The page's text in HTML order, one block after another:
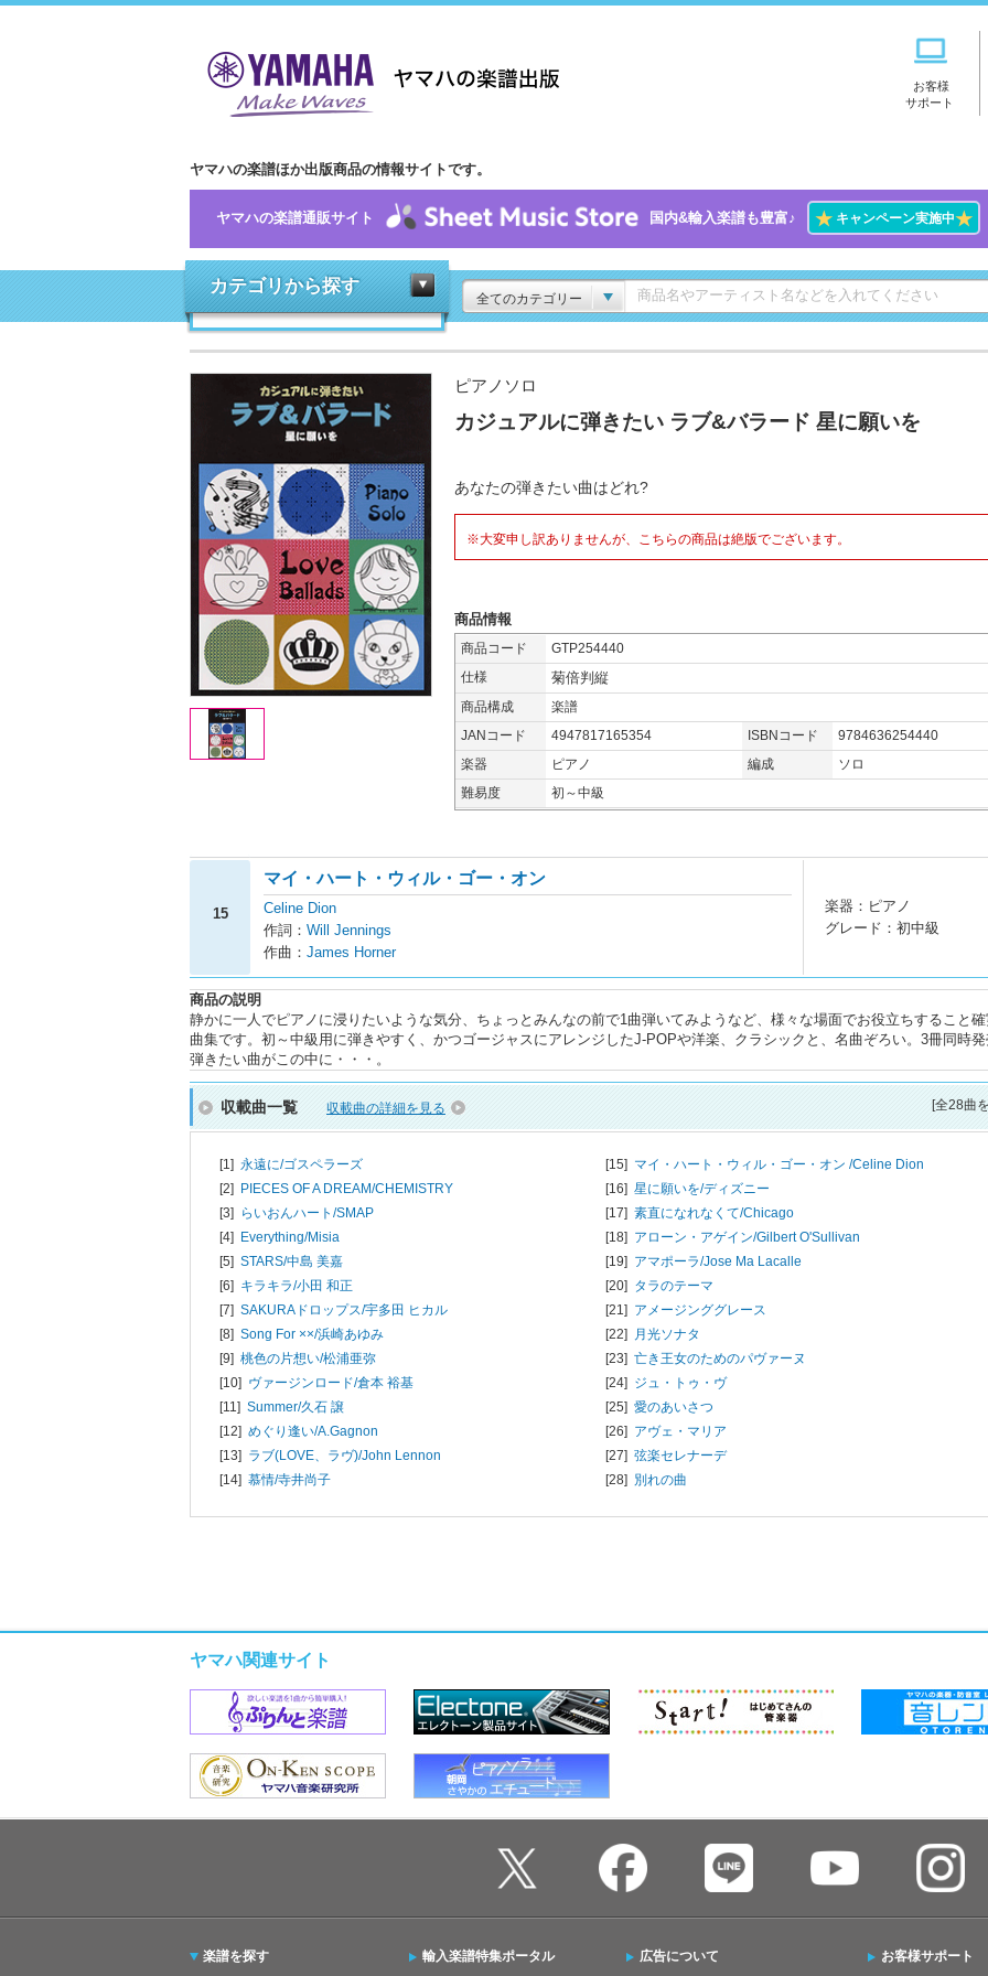
お客様
サポート
ヤマハの楽譜ほか出版商品の情報サイトです。
ヤマハの楽譜通販サイト 国内&輸入楽譜も豊富♪ ★キャンペーン実施中★
カテゴリから探す
全てのカテゴリー
ピアノソロ
カジュアルに弾きたい ラブ&バラード 星に願いを
あなたの弾きたい曲はどれ?
※大変申し訳ありませんが、こちらの商品は絶版でございます。
商品情報
商品コード
GTP254440
仕様
菊倍判縦
商品構成
楽譜
JANコード
4947817165354 ISBNコード
9784636254440
楽器
ピアノ 編成
ソロ
難易度
初～中級
15
マイ・ハート・ウィル・ゴー・オン
Celine Dion
作詞： Will Jennings
作曲： James Horner
楽器：ピアノ
グレード：初中級
商品の説明
静かに一人でピアノに浸りたいような気分、ちょっとみんなの前で1曲弾いてみようなど、様々な場面でお役立ちすること
曲集です。初～中級用に弾きやすく、かつゴージャスにアレンジしたJ-POPや洋楽、クラシックと、名曲ぞろい。3冊同時発
弾きたい曲がこの中に・・・。
収載曲一覧 収載曲の詳細を見る [全28曲
[1] 永遠に/ゴスペラーズ
[2] PIECES OF A DREAM/CHEMISTRY
[3] らいおんハート/SMAP
[4] Everything/Misia
[5] STARS/中島 美嘉
[6] キラキラ/小田 和正
[7] SAKURAドロップス/宇多田 ヒカル
[8] Song For ××/浜崎あゆみ
[9] 桃色の片想い/松浦亜弥
[10] ヴァージンロード/倉本 裕基
[11] Summer/久石 譲
[12] めぐり逢い/A.Gagnon
[13] ラブ(LOVE、ラヴ)/John Lennon
[14] 慕情/寺井尚子
[15] マイ・ハート・ウィル・ゴー・オン /Celine Dion
[16] 星に願いを/ディズニー
[17] 素直になれなくて/Chicago
[18] アローン・アゲイン/Gilbert O'Sullivan
[19] アマポーラ/Jose Ma Lacalle
[20] タラのテーマ
[21] アメージンググレース
[22] 月光ソナタ
[23] 亡き王女のためのパヴァーヌ
[24] ジュ・トゥ・ヴ
[25] 愛のあいさつ
[26] アヴェ・マリア
[27] 弦楽セレナーデ
[28] 別れの曲
ヤマハ関連サイト
楽譜を探す 輸入楽譜特集ポータル 広告について お客様サポート